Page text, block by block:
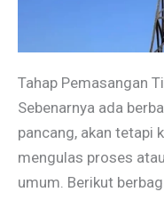
Tahap Pemasangan
Sebenarnya ada
pancang, akan tetapi
mengulas proses
umum. Berikut